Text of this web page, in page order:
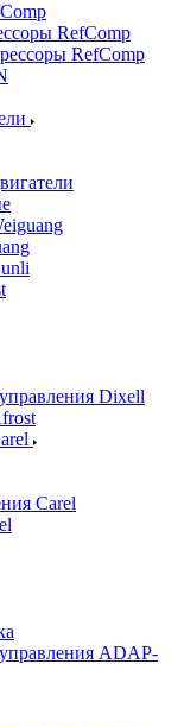
RefComp
RefComp
Dixell
Carel
ADAP-